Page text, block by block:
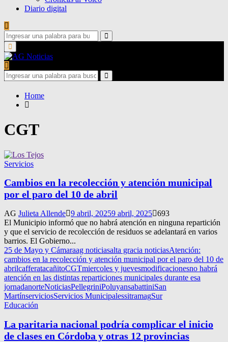
Diario digital
Search
for:
Search
Primary
Menu
Search
for:
Search
Home
CGT
Servicios
Cambios en la recolección y atención municipal
por el paro del 10 de abril
AG Julieta Allende 9 abril, 20259 abril, 2025 693
El Municipio informó que no habrá atención en ninguna repartición
y que el servicio de recolección de residuos se adelantará en varios
barrios. El Gobierno...
25 de Mayo y Cámaraag noticiasalta gracia noticiasAtención:
cambios en la recolección y atención municipal por el paro del 10 de
abrilcafferatacañitoCGTmiercoles y juevesmodificacionesno habrá
atención en las distintas reparticiones municipales durante esa
jornadanorteNoticiasPellegriniPoluyansabattiniSan
MartínserviciosServicios MunicipalessitramagSur
Educación
La paritaria nacional podría complicar el inicio
de clases en Córdoba y otras 12 provincias